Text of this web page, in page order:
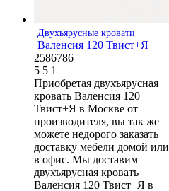
Двухъярусные кровати
Валенсия 120 Твист+Я
2586786
5 5 1
Приобретая двухъярусная
кровать Валенсия 120
Твист+Я в Москве от
производителя, вы так же
можете недорого заказать
доставку мебели домой или
в офис. Мы доставим
двухъярусная кровать
Валенсия 120 Твист+Я в